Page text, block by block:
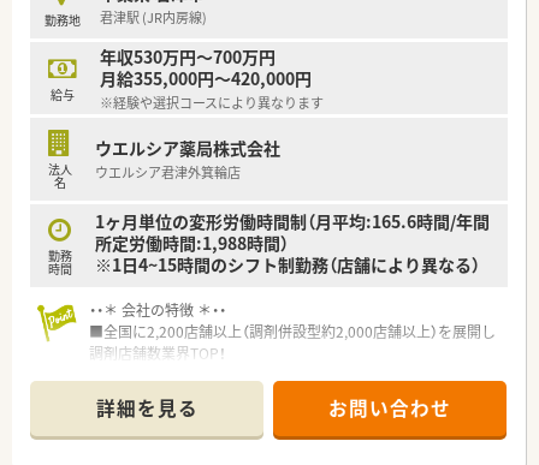
■日用品から常備薬まで、従業員割引制度など嬉しいメリットも
たくさんあります！
勤務地 君津駅 (JR内房線)
給与
年収530万円～700万円
月給355,000円～420,000円
※経験や選択コースにより異なります
法人
名
ウエルシア薬局株式会社
ウエルシア君津外箕輪店
勤務
時間
1ヶ月単位の変形労働時間制（月平均:165.6時間/年間
所定労働時間:1,988時間）
※1日4~15時間のシフト制勤務（店舗により異なる）
・・＊ 会社の特徴 ＊・・
■全国に2,200店舗以上（調剤併設型約2,000店舗以上）を展開し
調剤店舗数業界TOP！
頑張り次第で高給与も可能！
■経験や勤務コースによりますが、経験の少ない方でも500万前
半スタートと業界TOP水準！
詳細を見る お問い合わせ